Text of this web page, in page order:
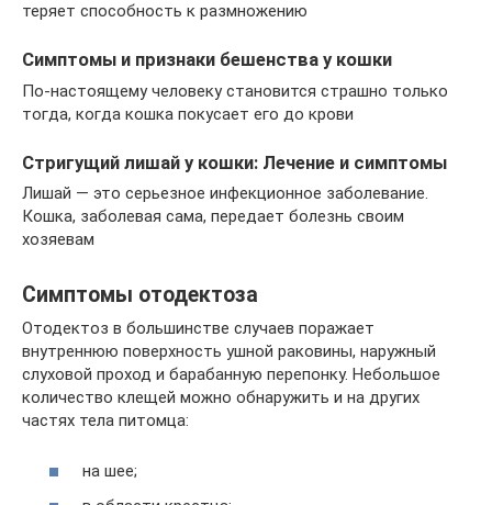
теряет способность к размножению
Симптомы и признаки бешенства у кошки
По-настоящему человеку становится страшно только
тогда, когда кошка покусает его до крови
Cтригущий лишай у кошки: Лечение и симптомы
Лишай — это серьезное инфекционное заболевание.
Кошка, заболевая сама, передает болезнь своим
хозяевам
Симптомы отодектоза
Отодектоз в большинстве случаев поражает
внутреннюю поверхность ушной раковины, наружный
слуховой проход и барабанную перепонку. Небольшое
количество клещей можно обнаружить и на других
частях тела питомца:
на шее;